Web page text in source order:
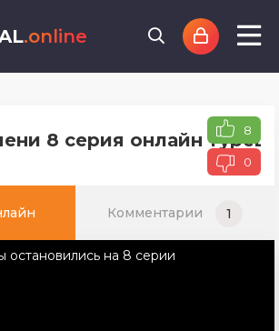
.online
8 серия онлайн 8
0
Комментарии 1
остановились на 8 серии